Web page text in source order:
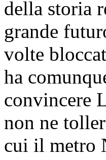
della storia
grande
volte
ha
convincere
non ne
cui il metro